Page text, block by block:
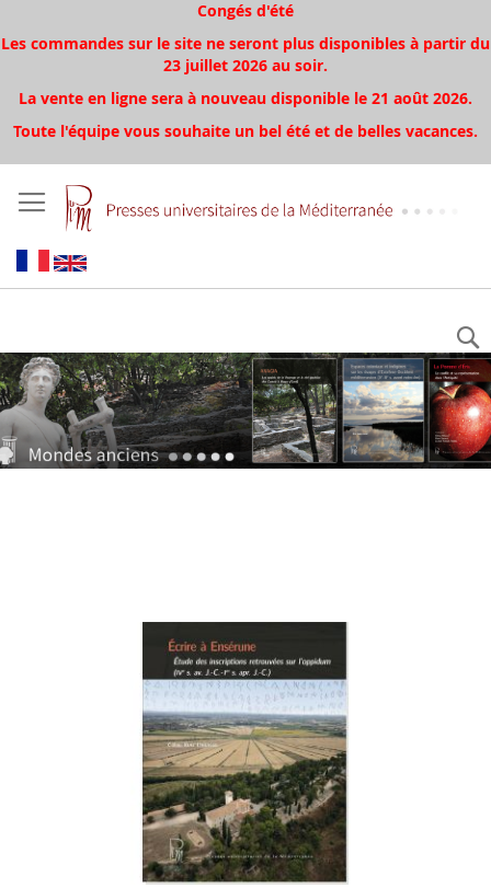
Congés d'été
Les commandes sur le site ne seront plus disponibles à partir du
23 juillet 2026 au soir.
La vente en ligne sera à nouveau disponible le 21 août 2026.
Toute l'équipe vous souhaite un bel été et de belles vacances.